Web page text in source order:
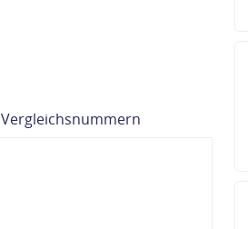
Vergleichsnummern